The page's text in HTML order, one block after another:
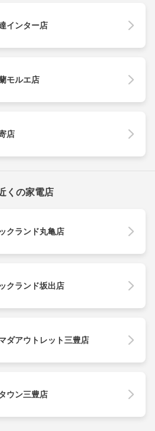
インター店
モルエ店
店
くの家電店
クランド丸亀店
クランド坂出店
ダアウトレット三豊店
ウン三豊店